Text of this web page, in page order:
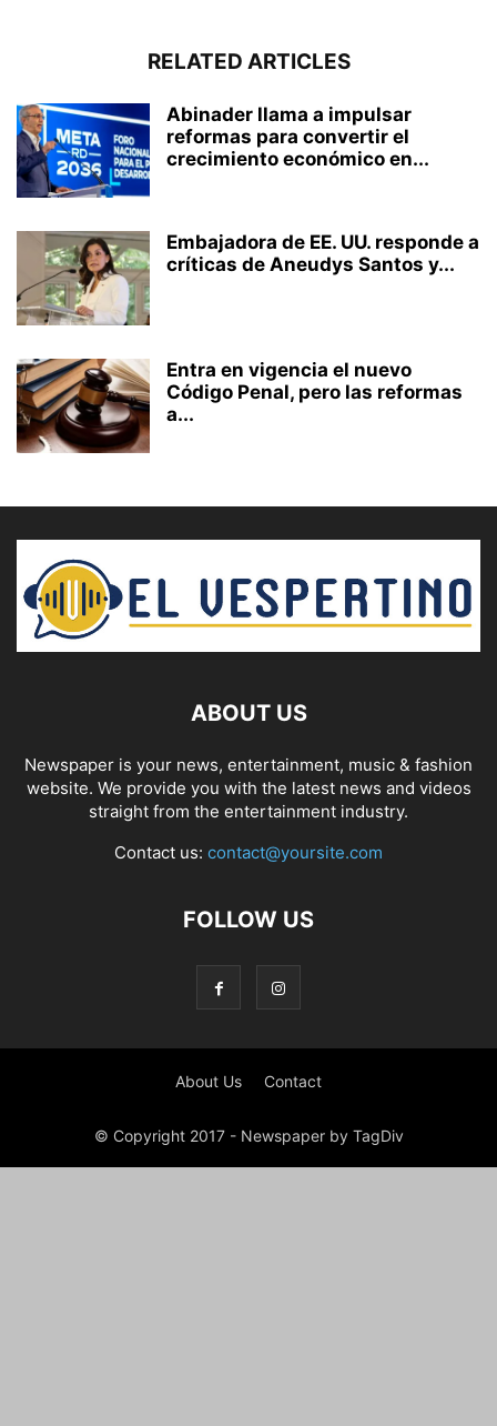
RELATED ARTICLES
Abinader llama a impulsar
reformas para convertir el
crecimiento económico en...
Embajadora de EE. UU. responde a
críticas de Aneudys Santos y...
Entra en vigencia el nuevo
Código Penal, pero las reformas
a...
ABOUT US
Newspaper is your news, entertainment, music & fashion
website. We provide you with the latest news and videos
straight from the entertainment industry.
Contact us: contact@yoursite.com
FOLLOW US
About Us Contact
© Copyright 2017 - Newspaper by TagDiv